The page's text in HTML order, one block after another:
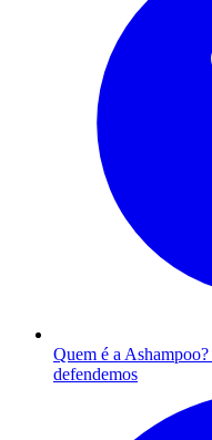
Quem é a Ashampoo?
defendemos